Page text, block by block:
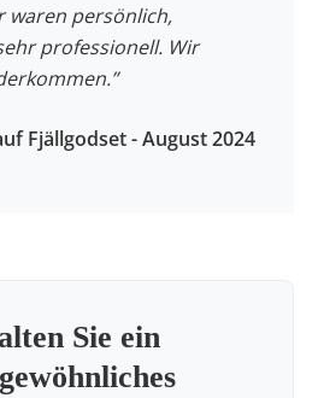
waren persönlich,
professionell. Wir
Fjällgodset - August 2024
Sie ein